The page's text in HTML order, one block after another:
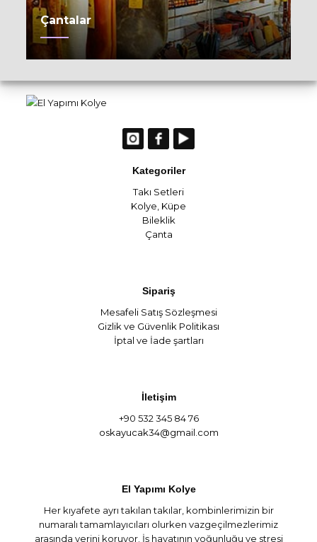
Çantalar
Kategoriler
Takı Setleri
Kolye Küpe
Bileklik
Çanta
Sipariş
Mesafeli Satış Sözleşmesi
Gizlik ve Güvenlik Politikası
İptal ve İade şartları
İletişim
+90 532 345 84 76
oskayucak34@gmail.com
El Yapımı Kolye
Her kıyafete ayrı takılan takılar, kombinlerimizin bir
numaralı tamamlayıcıları olurken vazgeçilmezlerimiz
arasında yerini koruyor. İş hayatının yoğunluğu ve stresi